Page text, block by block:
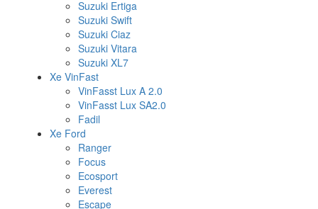
Suzuki Ertiga
Suzuki Swift
Suzuki Ciaz
Suzuki Vitara
Suzuki XL7
Xe VinFast
VinFasst Lux A 2.0
VinFasst Lux SA2.0
Fadil
Xe Ford
Ranger
Focus
Ecosport
Everest
Escape